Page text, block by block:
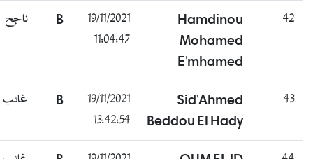
42
Hamdinou
Mohamed
E'mhamed
19/11/2021
11:04:47
B ناجح
43
Sid'Ahmed
Beddou El Hady
19/11/2021
13:42:54
B غائب